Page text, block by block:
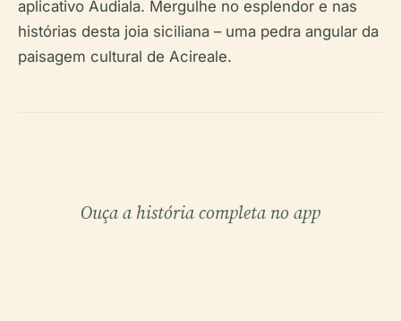
aplicativo Audiala. Mergulhe no esplendor e nas
histórias desta joia siciliana – uma pedra angular da
paisagem cultural de Acireale.
Ouça a história completa no app